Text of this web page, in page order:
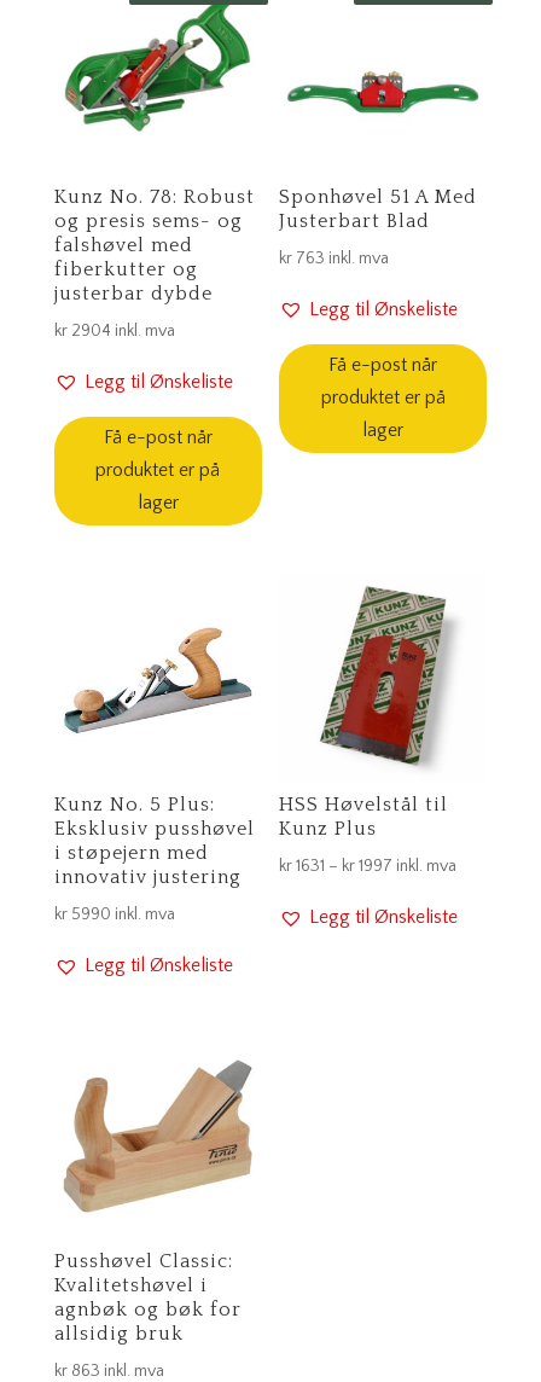
Kunz No. 78: Robust
og presis sems- og
falshøvel med
fiberkutter og
justerbar dybde
kr2904 inkl. mva
Legg til Ønskeliste
Få e-post når
produktet er på
lager
Sponhøvel 51 A Med
Justerbart Blad
kr 763 inkl. mva
Legg til Ønskeliste
Få e-post når
produktet er på
lager
Kunz No. 5 Plus:
Eksklusiv pusshøvel
i støpejern med
innovativ justering
kr5990 inkl. mva
Legg til Ønskeliste
HSS Høvelstål til
Kunz Plus
kr1631 – kr1997 Prisområde:
til
inkl. mva
Legg til Ønskeliste
Pusshøvel Classic:
Kvalitetshøvel i
agnbøk og bøk for
allsidig bruk
kr863 inkl. mva